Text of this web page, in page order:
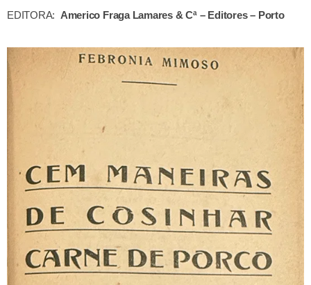
EDITORA: Americo Fraga Lamares & Cª – Editores – Porto